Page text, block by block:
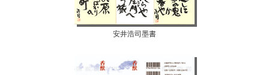
安井浩司墨書